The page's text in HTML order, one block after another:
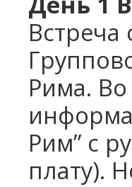
Рима.
Рим” с
плату).